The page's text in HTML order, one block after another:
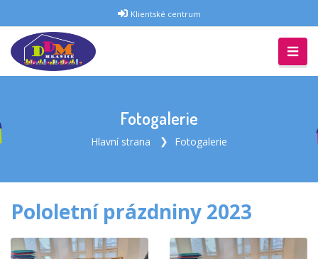
Klientské centrum
Fotogalerie
Hlavní strana Fotogalerie
Pololetní prázdniny 2023